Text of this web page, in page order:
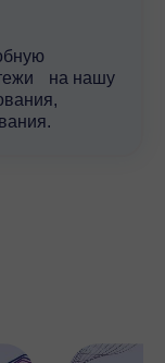
на нашу